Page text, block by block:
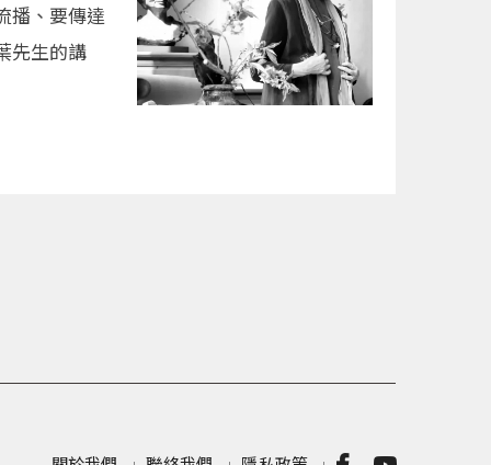
播、要傳達
先生的講